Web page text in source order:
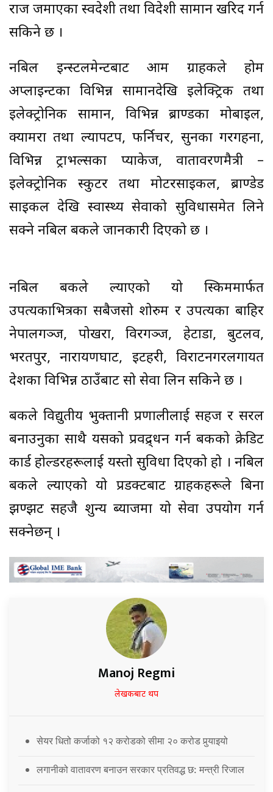
राज जमाएका स्वदेशी तथा विदेशी सामान खरिद गर्न
सकिने छ ।
नबिल इन्स्टलमेन्टबाट आम ग्राहकले होम
अप्लाइन्टका विभिन्न सामानदेखि इलेक्ट्रिक तथा
इलेक्ट्रोनिक सामान, विभिन्न ब्राण्डका मोबाइल,
क्यामरा तथा ल्यापटप, फर्निचर, सुनका गरगहना,
विभिन्न ट्राभल्सका प्याकेज, वातावरणमैत्री –
इलेक्ट्रोनिक स्कुटर तथा मोटरसाइकल, ब्राण्डेड
साइकल देखि स्वास्थ्य सेवाको सुविधासमेत लिने
सक्ने नबिल बैंकले जानकारी दिएको छ ।
नबिल बैंकले ल्याएको यो स्किममार्फत
उपत्यकाभित्रका सबैजसो शोरुम र उपत्यका बाहिर
नेपालगञ्ज, पोखरा, विरगञ्ज, हेटौंडा, बुटलव,
भरतपुर, नारायणघाट, इटहरी, विराटनगरलगायत
देशका विभिन्न ठाउँबाट सो सेवा लिन सकिने छ ।
बैंकले विद्युतीय भुक्तानी प्रणालीलाई सहज र सरल
बनाउनुका साथै यसको प्रवद्र्धन गर्न बैंकको क्रेडिट
कार्ड होल्डरहरूलाई यस्तो सुविधा दिएको हो । नबिल
बैंकले ल्याएको यो प्रडक्टबाट ग्राहकहरूले बिना
झण्झट सहजै शुन्य ब्याजमा यो सेवा उपयोग गर्न
सक्नेछन् ।
Manoj Regmi
लेखकबाट थप
सेयर धितो कर्जाको १२ करोडको सीमा २० करोड पुर्‍याइयो
लगानीको वातावरण बनाउन सरकार प्रतिवद्ध छ: मन्त्री रिजाल